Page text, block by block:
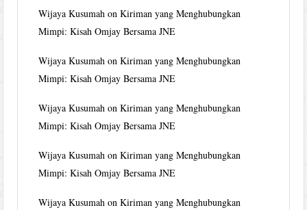
Wijaya Kusumah onKiriman yang Menghubungkan
Mimpi: Kisah Omjay Bersama JNE
Wijaya Kusumah onKiriman yang Menghubungkan
Mimpi: Kisah Omjay Bersama JNE
Wijaya Kusumah onKiriman yang Menghubungkan
Mimpi: Kisah Omjay Bersama JNE
Wijaya Kusumah onKiriman yang Menghubungkan
Mimpi: Kisah Omjay Bersama JNE
Wijaya Kusumah onKiriman yang Menghubungkan